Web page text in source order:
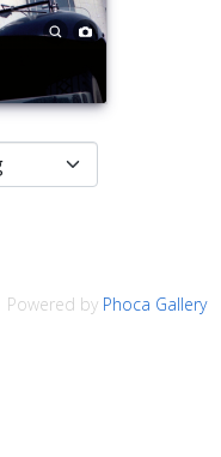
Powered by Phoca Gallery